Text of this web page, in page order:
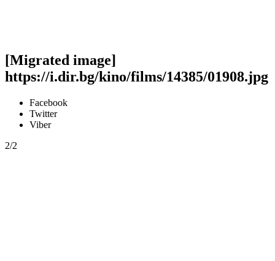
[Migrated image]
https://i.dir.bg/kino/films/14385/01908.jpg
Facebook
Twitter
Viber
2/2